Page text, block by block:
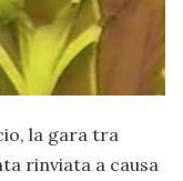
la gara tra
rinviata a causa